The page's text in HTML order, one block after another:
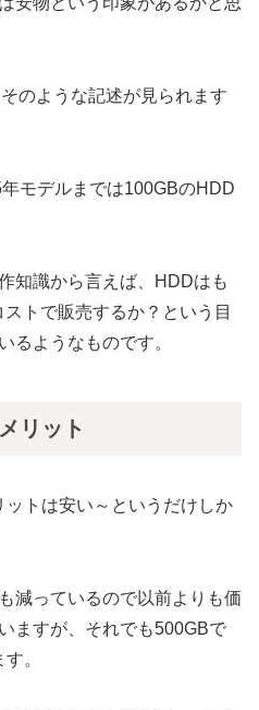
のような記述が見られます
モデルまでは100GBのHDD
知識から言えば、HDDはも
トで販売するか？という目
るようなものです。
リット
トは安い～というだけしか
減っているので以前よりも価
ますが、それでも500GBで
。